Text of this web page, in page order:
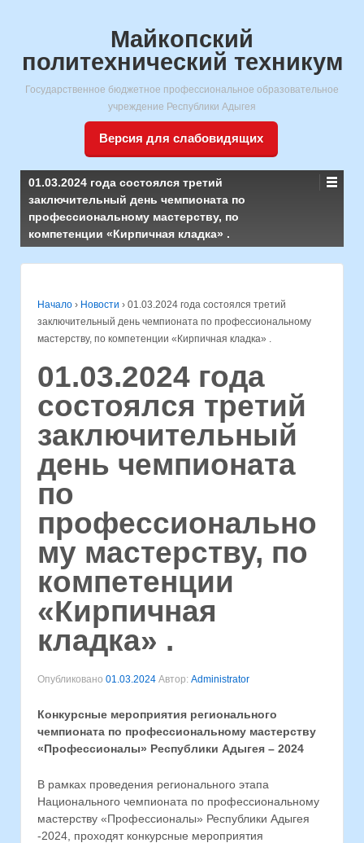
Майкопский
политехнический техникум
Государственное бюджетное профессиональное образовательное
учреждение Республики Адыгея
Версия для слабовидящих
01.03.2024 года состоялся третий
заключительный день чемпионата по
профессиональному мастерству, по
компетенции «Кирпичная кладка» .
Начало › Новости › 01.03.2024 года состоялся третий
заключительный день чемпионата по профессиональному
мастерству, по компетенции «Кирпичная кладка» .
01.03.2024 года
состоялся третий
заключительный
день чемпионата
по
профессионально
му мастерству, по
компетенции
«Кирпичная
кладка» .
Опубликовано 01.03.2024 Автор: Administrator
Конкурсные мероприятия регионального
чемпионата по профессиональному мастерству
«Профессионалы» Республики Адыгея – 2024
В рамках проведения регионального этапа
Национального чемпионата по профессиональному
мастерству «Профессионалы» Республики Адыгея
-2024, проходят конкурсные мероприятия